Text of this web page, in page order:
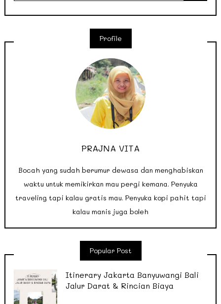
Profile
PRAJNA VITA
Bocah yang sudah berumur dewasa dan menghabiskan
waktu untuk memikirkan mau pergi kemana. Penyuka
traveling tapi kalau gratis mau. Penyuka kopi pahit tapi
kalau manis juga boleh
Popular Post
Itinerary Jakarta Banyuwangi Bali
Jalur Darat & Rincian Biaya